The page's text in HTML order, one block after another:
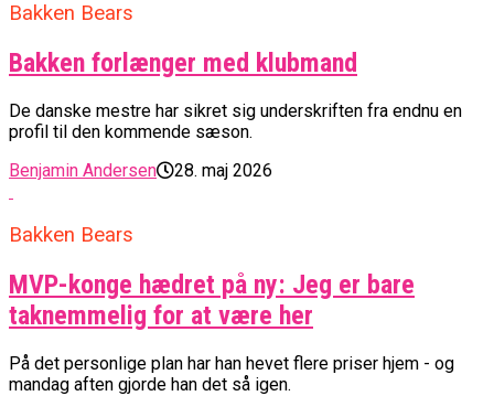
Bakken Bears
Bakken forlænger med klubmand
De danske mestre har sikret sig underskriften fra endnu en
profil til den kommende sæson.
Benjamin Andersen
28. maj 2026
Bakken Bears
MVP-konge hædret på ny: Jeg er bare
taknemmelig for at være her
På det personlige plan har han hevet flere priser hjem - og
mandag aften gjorde han det så igen.